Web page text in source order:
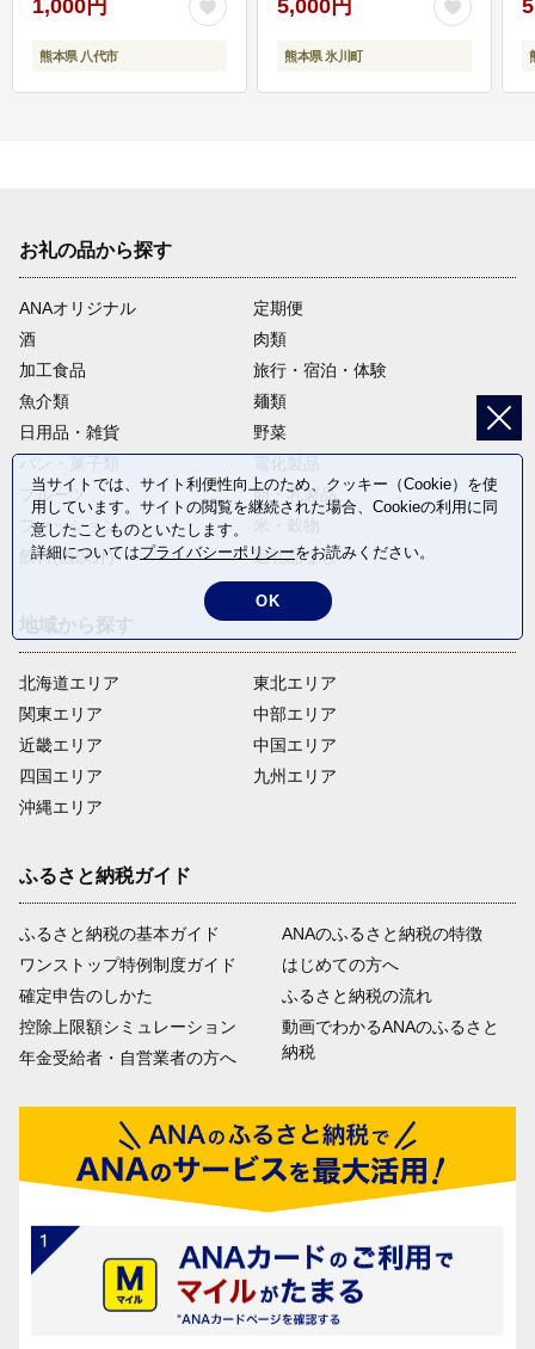
1,000円
熊本県 八代市
5,000円
熊本県 氷川町
お礼の品から探す
ANAオリジナル
定期便
酒
肉類
加工食品
旅行・宿泊・体験
魚介類
麺類
日用品・雑貨
野菜
フルーツ
卵・乳製品
ファッション
飲料(酒以外)
返礼品なし
北海道エリア
関東エリア
近畿エリア
四国エリア
沖縄エリア
東北エリア
中部エリア
中国エリア
九州エリア
ふるさと納税ガイド
ふるさと納税の基本ガイド
ワンストップ特例制度ガイド
確定申告のしかた
控除上限額シミュレーション
年金受給者・自営業者の方へ
ANAのふるさと納税の特徴
はじめての方へ
ふるさと納税の流れ
動画でわかるANAのふるさと
納税
当サイトでは、サイト利便性向上のため、クッキー（Cookie）を使
用しています。サイトの閲覧を継続された場合、Cookieの利用に同
意したことものといたします。
詳細についてはプライバシーポリシーをお読みください。
OK